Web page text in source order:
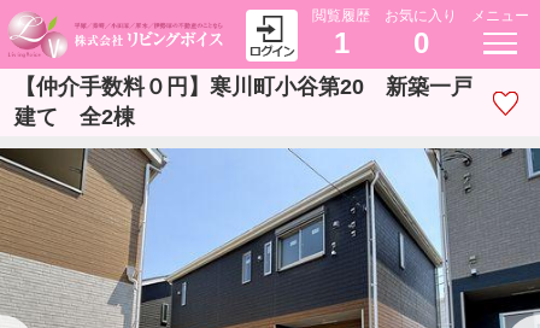
閲覧履歴
1
お気に入り
0
メニュー
【仲介手数料０円】寒川町小谷第20 新築一戸
建て 全2棟